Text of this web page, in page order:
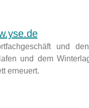
und
und dem
erneuert.